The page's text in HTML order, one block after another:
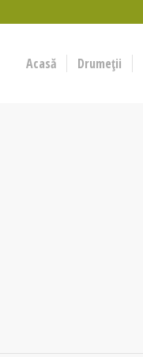
Acasă Drumeții